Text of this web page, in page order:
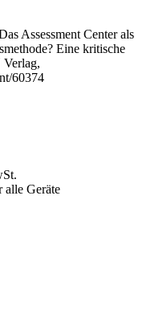
Assessment Center als
Eine kritische
60374
Geräte